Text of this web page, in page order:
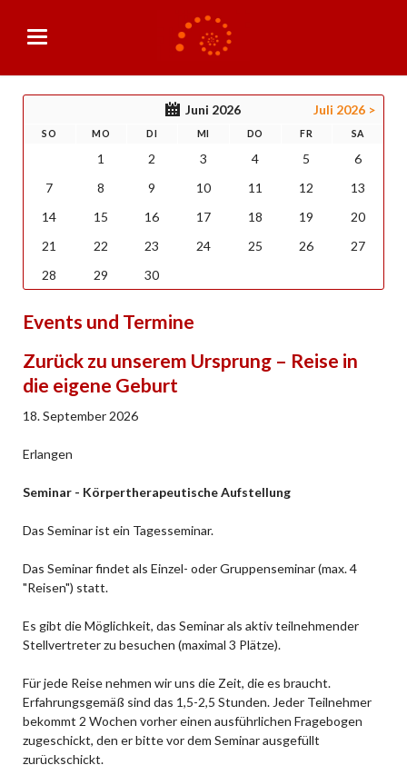
Juni 2026 Juli 2026 >
SO MO DI MI DO FR SA
1 2 3 4 5
6
7
8 9 10 11 12
13
14
15 16 17 18 19
20
21
22 23 24 25 26
27
28
29 30
Events und Termine
Zurück zu unserem Ursprung – Reise in
die eigene Geburt
18. September 2026
Erlangen
Seminar - Körpertherapeutische Aufstellung
Das Seminar ist ein Tagesseminar.
Das Seminar findet als Einzel- oder Gruppenseminar (max. 4
"Reisen") statt.
Es gibt die Möglichkeit, das Seminar als aktiv teilnehmender
Stellvertreter zu besuchen (maximal 3 Plätze).
Für jede Reise nehmen wir uns die Zeit, die es braucht.
Erfahrungsgemäß sind das 1,5-2,5 Stunden. Jeder Teilnehmer
bekommt 2 Wochen vorher einen ausführlichen Fragebogen
zugeschickt, den er bitte vor dem Seminar ausgefüllt
zurückschickt.